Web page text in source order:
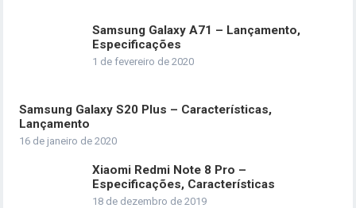
Samsung Galaxy A71 – Lançamento,
Especificações
1 de fevereiro de 2020
Samsung Galaxy S20 Plus – Características,
Lançamento
16 de janeiro de 2020
Xiaomi Redmi Note 8 Pro –
Especificações, Características
18 de dezembro de 2019